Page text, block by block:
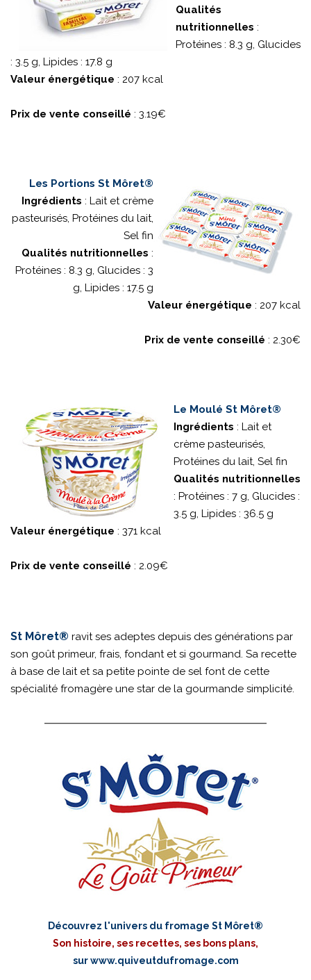
Qualités
nutritionnelles :
Protéines : 8.3 g, Glucides
: 3.5 g, Lipides : 17.8 g
Valeur énergétique : 207 kcal
Prix de vente conseillé : 3.19€
Les Portions St Môret®
Ingrédients : Lait et crème
pasteurisés, Protéines du lait,
Sel fin
Qualités nutritionnelles :
Protéines : 8.3 g, Glucides : 3
g, Lipides : 17.5 g
Valeur énergétique : 207 kcal
Prix de vente conseillé : 2.30€
Le Moulé St Môret®
Ingrédients : Lait et
crème pasteurisés,
Protéines du lait, Sel fin
Qualités nutritionnelles
: Protéines : 7 g, Glucides :
3.5 g, Lipides : 36.5 g
Valeur énergétique : 371 kcal
Prix de vente conseillé : 2.09€
St Môret® ravit ses adeptes depuis des générations par
son goût primeur, frais, fondant et si gourmand. Sa recette
à base de lait et sa petite pointe de sel font de cette
spécialité fromagère une star de la gourmande simplicité.
Découvrez l'univers du fromage St Môret®
Son histoire, ses recettes, ses bons plans,
surwww.quiveutdufromage.com